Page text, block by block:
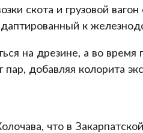
скота и грузовой
к
на дрезине, а во
добавляя колорита
что в